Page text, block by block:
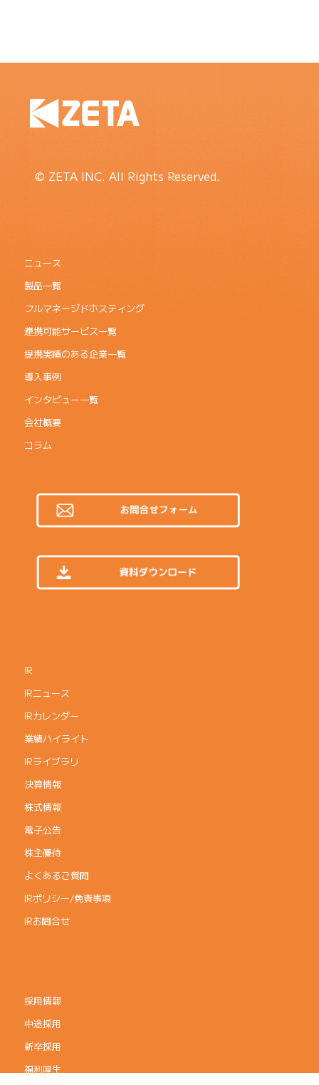
© ZETA INC. All Rights Reserved.
ニュース
製品一覧
フルマネージドホスティング
連携可能サービス一覧
提携実績のある企業一覧
導入事例
インタビュー一覧
会社概要
コラム
IR
IRニュース
IRカレンダー
業績ハイライト
IRライブラリ
決算情報
株式情報
電子公告
株主優待
よくあるご質問
IRポリシー/免責事項
IRお問合せ
採用情報
中途採用
新卒採用
福利厚生